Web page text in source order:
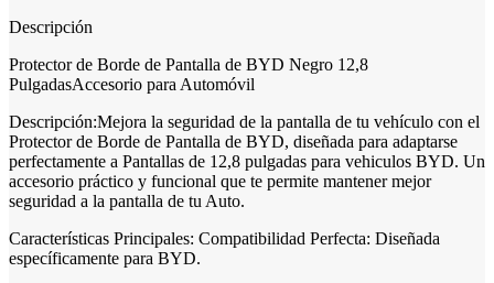
Descripción
Protector de Borde de Pantalla de BYD Negro 12,8
PulgadasAccesorio para Automóvil
Descripción:Mejora la seguridad de la pantalla de tu vehículo con el
Protector de Borde de Pantalla de BYD, diseñada para adaptarse
perfectamente a Pantallas de 12,8 pulgadas para vehiculos BYD. Un
accesorio práctico y funcional que te permite mantener mejor
seguridad a la pantalla de tu Auto.
Características Principales: Compatibilidad Perfecta: Diseñada
específicamente para BYD.